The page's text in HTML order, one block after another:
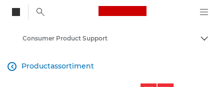
Canon Logo, back
Consumer Product Support
Productassortiment
